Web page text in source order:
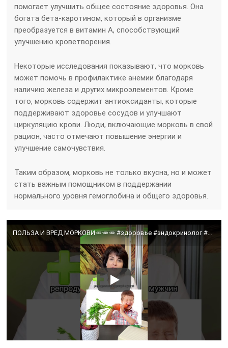
помогает улучшить общее состояние здоровья. Она
богата бета-каротином, который в организме
преобразуется в витамин А, способствующий
улучшению кроветворения.
Некоторые исследования показывают, что морковь
может помочь в профилактике анемии благодаря
наличию железа и других микроэлементов. Кроме
того, морковь содержит антиоксиданты, которые
поддерживают здоровье сосудов и улучшают
циркуляцию крови. Люди, включающие морковь в свой
рацион, часто отмечают повышение энергии и
улучшение самочувствия.
Таким образом, морковь не только вкусна, но и может
стать важным помощником в поддержании
нормального уровня гемоглобина и общего здоровья.